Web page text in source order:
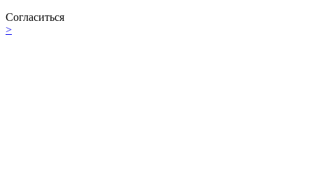
Согласиться
>